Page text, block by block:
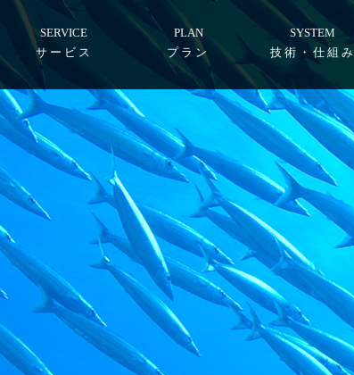
SERVICE
サービス
PLAN
プラン
SYSTEM
技術・仕組み